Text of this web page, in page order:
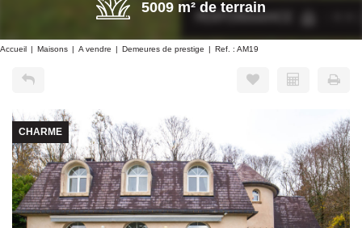
5009 m² de terrain
Accueil Maisons A vendre Demeures de prestige Ref. : AM19
CHARME